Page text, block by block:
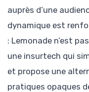
auprès d’une
dynamique est
: Lemonade n’est
une insurtech qui
et propose une
pratiques opaques